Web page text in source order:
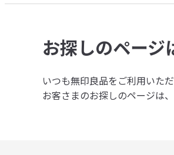
印
品
ネ
ト
ス
お探しのページ
いつも無印良品をご利用いた
お客さまのお探しのページは